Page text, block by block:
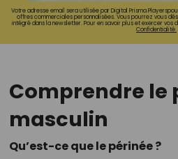
Votre adresse email sera utilisée par Digital Prisma
offres commerciales personnalisées. Vous pourrez vous
intégré dans la newsletter. Pour en savoir plus et exercer vos
Confidentialité.
Comprendre le
masculin
Qu’est-ce que le périnée ?